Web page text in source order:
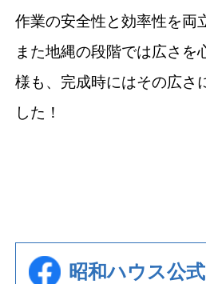
作業の安全性と効率性を両
また地縄の段階では広さを
様も、完成時にはその広さ
した！
昭和ハウス公